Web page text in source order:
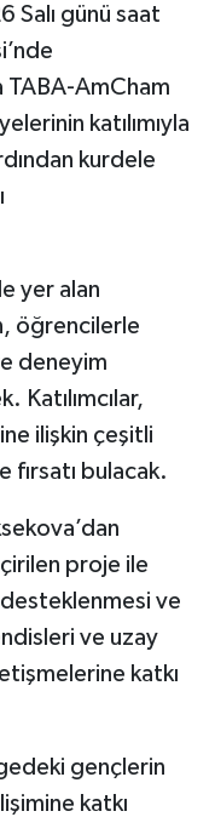
Salı günü saat
AmCham
katılımıyla
kurdele
yer alan
öğrencilerle
deneyim
Katılımcılar,
ilişkin çeşitli
fırsatı bulacak.
proje ile
desteklenmesi ve
ve uzay
katkı
gençlerin
katkı